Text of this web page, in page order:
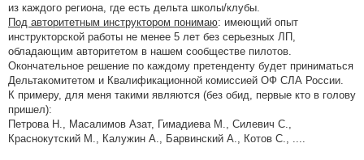
из каждого региона, где есть дельта школы/клубы.
Под авторитетным инструктором понимаю: имеющий опыт
инструкторской работы не менее 5 лет без серьезных ЛП,
обладающим авторитетом в нашем сообществе пилотов.
Окончательное решение по каждому претенденту будет приниматься
Дельтакомитетом и Квалификационной комиссией ОФ СЛА России.
К примеру, для меня такими являются (без обид, первые кто в голову
пришел):
Петрова Н., Масалимов Азат, Гимадиева М., Силевич С.,
Краснокутский М., Калужин А., Барвинский А., Котов С., ....